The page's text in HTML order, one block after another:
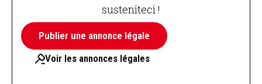
susteniteci !
Publier une annonce légale
Voir les annonces légales